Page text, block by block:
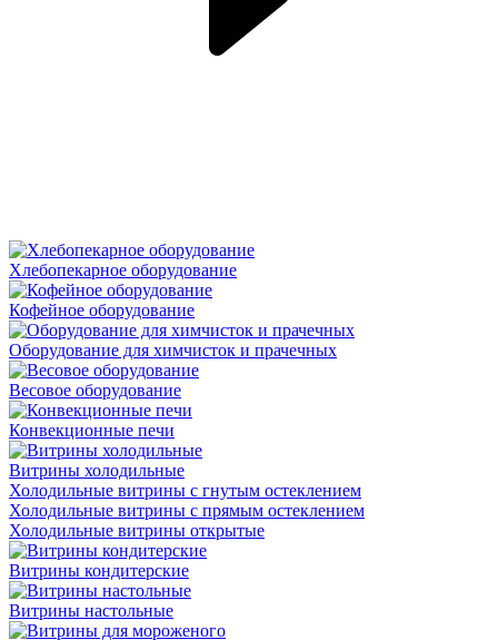
Хлебопекарное оборудование
Кофейное оборудование
Оборудование для химчисток и прачечных
Весовое оборудование
Конвекционные печи
Витрины холодильные
Холодильные витрины с гнутым остеклением
Холодильные витрины с прямым остеклением
Холодильные витрины открытые
Витрины кондитерские
Витрины настольные